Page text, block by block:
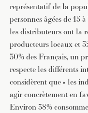
représentatif de la
personnes âgées de 15
les distributeurs ont la
producteurs locaux et
30% des Français, un
respecte les différents
considèrent que « les
agir concrètement en
Environ 38%